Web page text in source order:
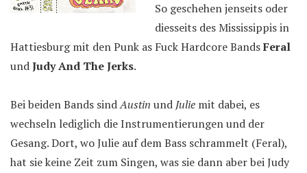
So geschehen jenseits oder
diesseits des Mississippis in
Hattiesburg mit den Punk as Fuck Hardcore BandsFeral
undJudy And The Jerks.
Bei beiden Bands sindAustin und Julie mit dabei, es
wechseln lediglich die Instrumentierungen und der
Gesang. Dort, wo Julie auf dem Bass schrammelt (Feral),
hat sie keine Zeit zum Singen, was sie dann aber bei Judy